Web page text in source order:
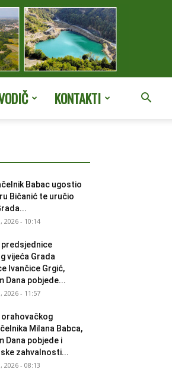
KONTAKTI
Babac ugostio
Bičanić te uručio
2026 - 10:14
vijeća Grada
Ivančice Grgić,
Dana pobjede...
2026 - 11:57
Milana Babca,
Dana pobjede i
zahvalnosti...
2026 - 08:13